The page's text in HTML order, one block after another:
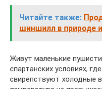
Читайте также:
шиншилл в природе
Живут маленькие
спартанских условиях,
свирепствуют холодные